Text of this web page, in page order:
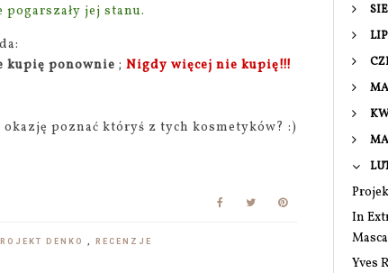
jej stanu.
kupię ponownie ; Nigdy więcej nie kupię!!!
okazję poznać któryś z tych kosmetyków? :)
DENKO , RECENZJE
In
Yves